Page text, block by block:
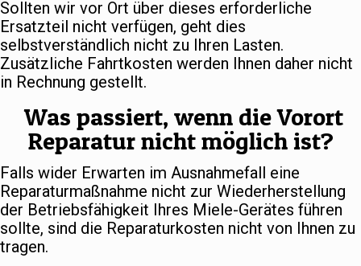
Sollten wir vor Ort über dieses erforderliche
Ersatzteil nicht verfügen, geht dies
selbstverständlich nicht zu Ihren Lasten.
Zusätzliche Fahrtkosten werden Ihnen daher nicht
in Rechnung gestellt.
Was passiert, wenn die Vorort
Reparatur nicht möglich ist?
Falls wider Erwarten im Ausnahmefall eine
Reparaturmaßnahme nicht zur Wiederherstellung
der Betriebsfähigkeit Ihres Miele-Gerätes führen
sollte, sind die Reparaturkosten nicht von Ihnen zu
tragen.